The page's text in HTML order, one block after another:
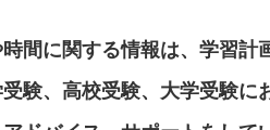
間に関する情報は、学習
験、高校受験、大学受験